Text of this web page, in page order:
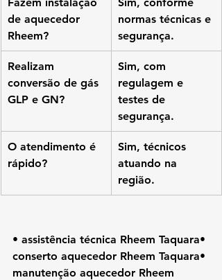
de aquecedor
Rheem?
normas técnicas e
segurança.
Realizam
conversão de gás
GLP e GN?
Sim, com
regulagem e
testes de
segurança.
O atendimento é
rápido?
Sim, técnicos
atuando na
região.
• assistência técnica Rheem Taquara•
conserto aquecedor Rheem Taquara•
manutenção aquecedor Rheem